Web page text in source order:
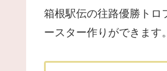
箱根駅伝の往路優勝トロ
ースター作りができます。